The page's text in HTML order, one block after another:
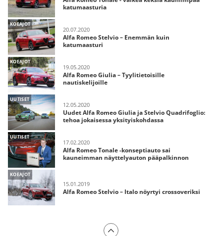
katumaasturia
KOEAJOT
20.07.2020
Alfa Romeo Stelvio – Enemmän kuin
katumaasturi
KOEAJOT
19.05.2020
Alfa Romeo Giulia – Tyylitietoisille
nautiskelijoille
UUTISET
12.05.2020
Uudet Alfa Romeo Giulia ja Stelvio Quadrifoglio:
tehoa jokaisessa yksityiskohdassa
UUTISET
17.02.2020
Alfa Romeo Tonale -konseptiauto sai
kauneimman näyttelyauton pääpalkinnon
KOEAJOT
15.01.2019
Alfa Romeo Stelvio – Italo nöyrtyi crossoveriksi